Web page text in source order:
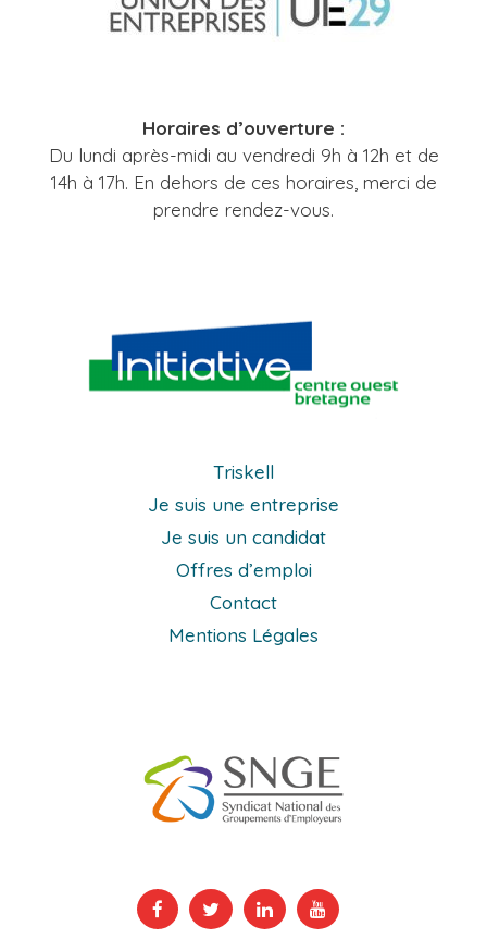
Horaires d’ouverture :
Du lundi après-midi au vendredi 9h à 12h et de
14h à 17h. En dehors de ces horaires, merci de
prendre rendez-vous.
Triskell
Je suis une entreprise
Je suis un candidat
Offres d’emploi
Contact
Mentions Légales